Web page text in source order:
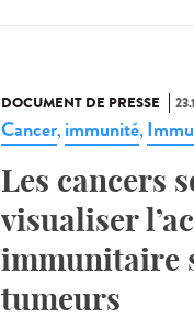
DOCUMENT DE PRESSE
Cancer, immunité,
Les cancers
visualiser
immunitaire
tumeurs